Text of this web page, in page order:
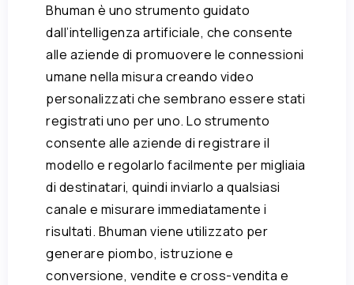
Bhuman è uno strumento guidato
dall’intelligenza artificiale, che consente
alle aziende di promuovere le connessioni
umane nella misura creando video
personalizzati che sembrano essere stati
registrati uno per uno. Lo strumento
consente alle aziende di registrare il
modello e regolarlo facilmente per migliaia
di destinatari, quindi inviarlo a qualsiasi
canale e misurare immediatamente i
risultati. Bhuman viene utilizzato per
generare piombo, istruzione e
conversione, vendite e cross-vendita e